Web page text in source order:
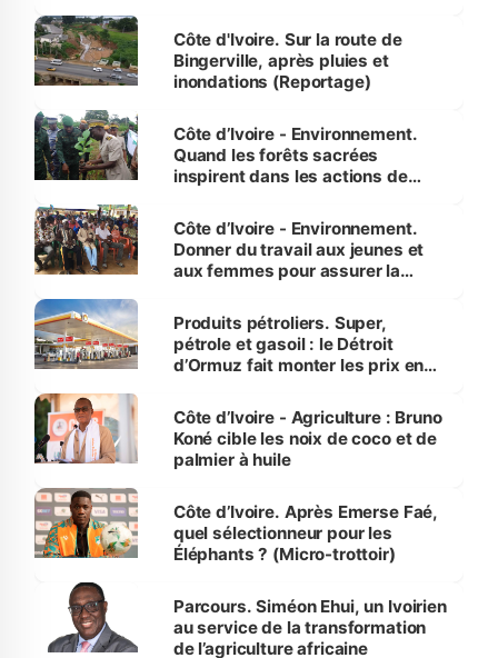
(Alassane Ouattara
Côte d'Ivoire. Sur la route de
Bingerville, après pluies et
inondations (Reportage)
Côte d’Ivoire - Environnement.
Quand les forêts sacrées
inspirent dans les actions de
Côte d’Ivoire - Environnement.
Donner du travail aux jeunes et
aux femmes pour assurer la
menacées
Produits pétroliers. Super,
pétrole et gasoil : le Détroit
d’Ormuz fait monter les prix en
Côte d’Ivoire - Agriculture : Bruno
Koné cible les noix de coco et de
palmier à huile
Côte d’Ivoire. Après Emerse Faé,
quel sélectionneur pour les
Éléphants ? (Micro-trottoir)
Parcours. Siméon Ehui, un Ivoirien
au service de la transformation
de l’agriculture africaine